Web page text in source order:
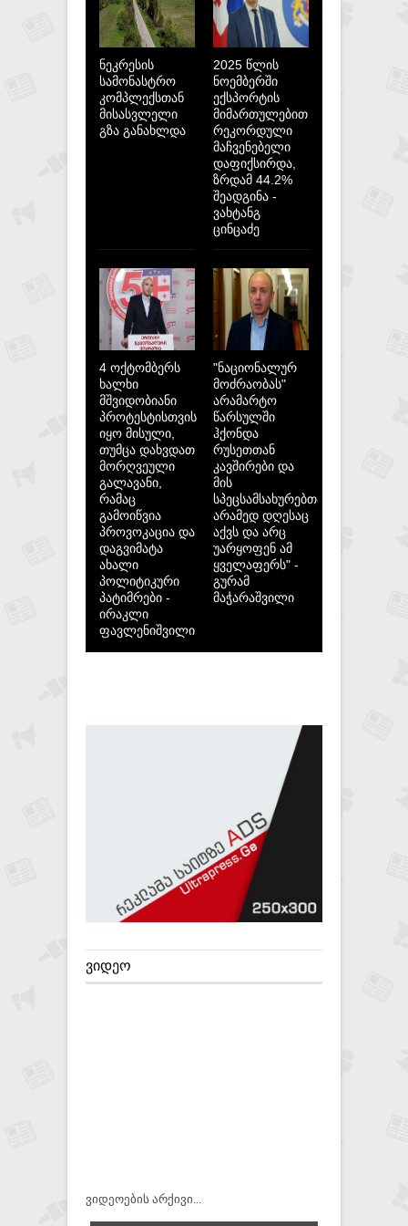
ნეკრესის
სამონასტრო
კომპლექსთან
მისასვლელი
გზა განახლდა
2025 წლის
ნოემბერში
ექსპორტის
მიმართულებით
რეკორდული
მაჩვენებელი
დაფიქსირდა,
ზრდამ 44.2%
შეადგინა -
ვახტანგ
ცინცაძე
4 ოქტომბერს
ხალხი
მშვიდობიანი
პროტესტისთვის
იყო მისული,
თუმცა დახვდათ
მორღვეული
გალავანი,
რამაც
გამოიწვია
პროვოკაცია და
დაგვიმატა
ახალი
პოლიტიკური
პატიმრები -
ირაკლი
ფავლენიშვილი
"ნაციონალურ
მოძრაობას"
არამარტო
წარსულში
ჰქონდა
რუსეთთან
კავშირები და
მის
სპეცსამსახურებთან,
არამედ დღესაც
აქვს და არც
უარყოფენ ამ
ყველაფერს" -
გურამ
მაჭარაშვილი
ᲕᲘᲓᲔᲝ
ვიდეოების არქივი...